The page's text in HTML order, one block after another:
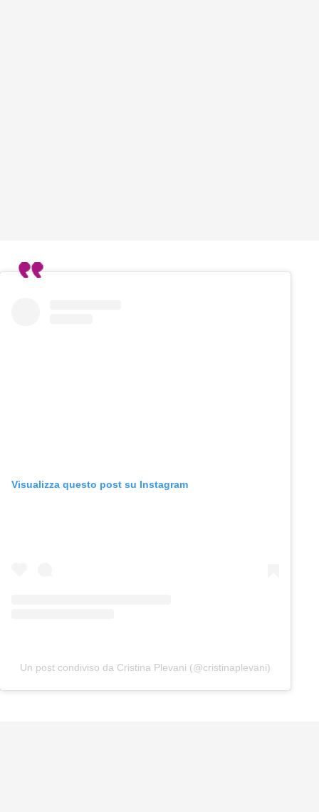
Visualizza questo post su Instagram
Un post condiviso da Cristina Plevani (@cristinaplevani)